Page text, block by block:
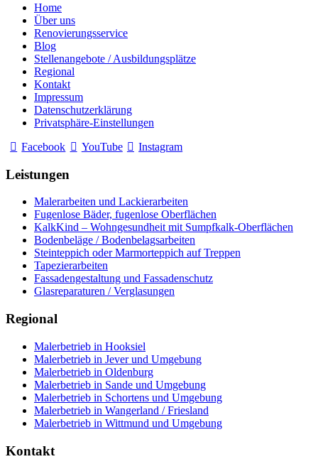
Home
Über uns
Renovierungsservice
Blog
Stellenangebote / Ausbildungsplätze
Regional
Kontakt
Impressum
Datenschutzerklärung
Privatsphäre-Einstellungen
Facebook
YouTube Instagram
Leistungen
Malerarbeiten und Lackierarbeiten
Fugenlose Bäder, fugenlose Oberflächen
KalkKind – Wohngesundheit mit Sumpfkalk-Oberflächen
Bodenbeläge / Bodenbelagsarbeiten
Steinteppich oder Marmorteppich auf Treppen
Tapezierarbeiten
Fassadengestaltung und Fassadenschutz
Glasreparaturen / Verglasungen
Regional
Malerbetrieb in Hooksiel
Malerbetrieb in Jever und Umgebung
Malerbetrieb in Oldenburg
Malerbetrieb in Sande und Umgebung
Malerbetrieb in Schortens und Umgebung
Malerbetrieb in Wangerland / Friesland
Malerbetrieb in Wittmund und Umgebung
Kontakt